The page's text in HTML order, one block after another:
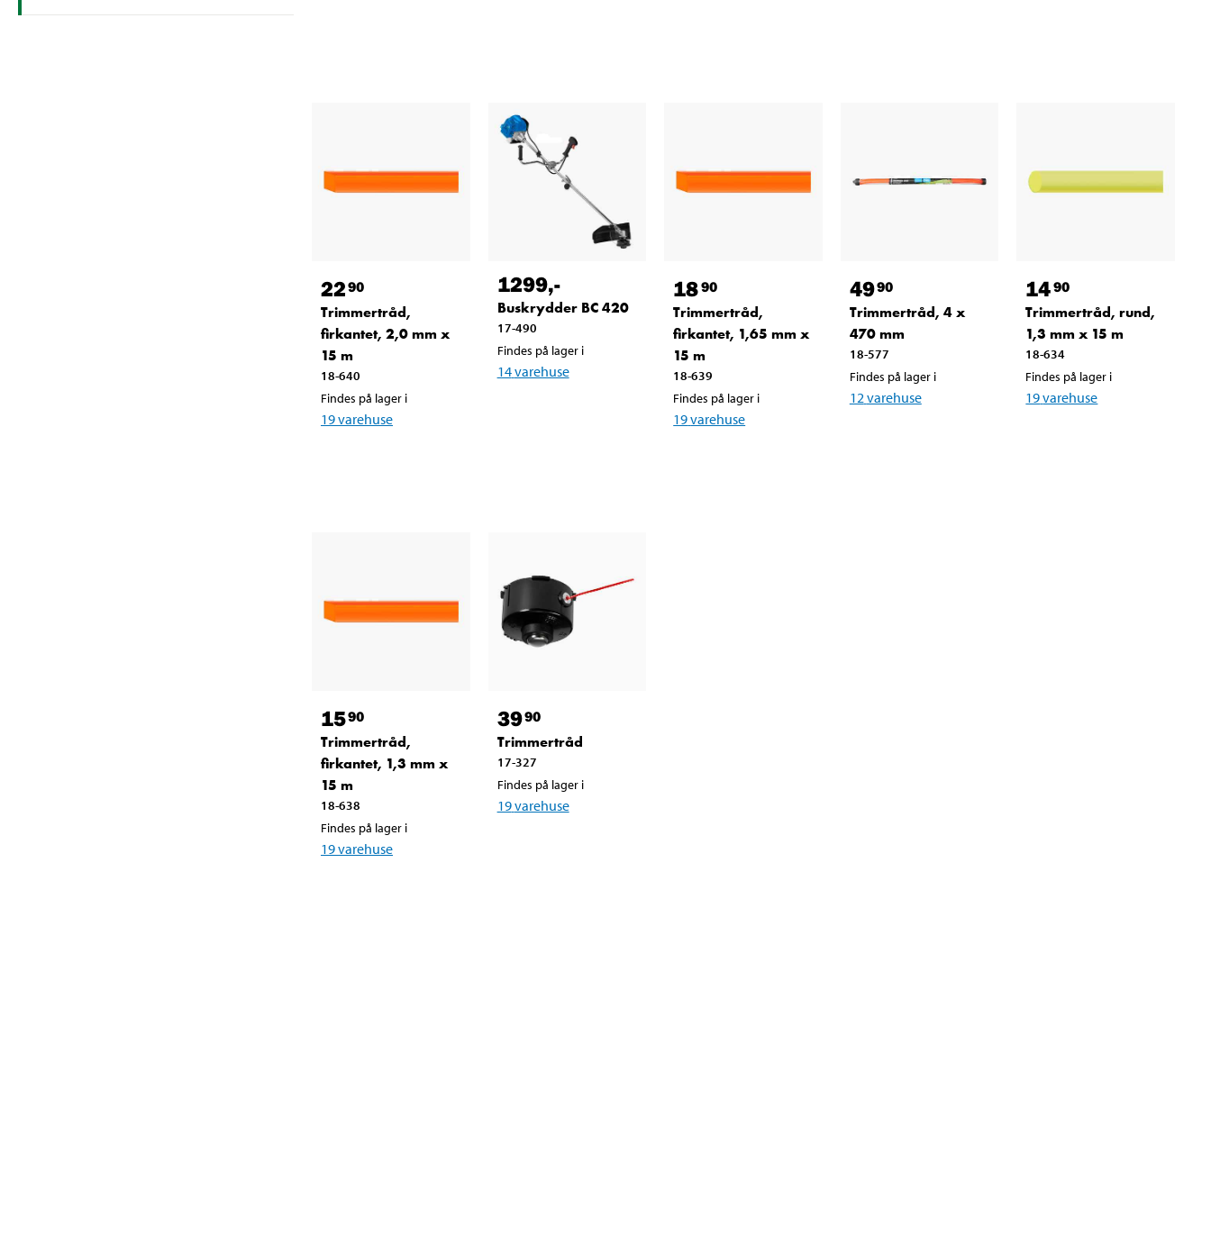
2290
Trimmertråd,
firkantet, 2,0 mm x
15 m
18-640
Findes på lager i
19varehuse
1299,-
Buskrydder BC 420
17-490
Findes på lager i
14varehuse
1890
Trimmertråd,
firkantet, 1,65 mm x
15 m
18-639
Findes på lager i
19varehuse
4990
Trimmertråd, 4 x
470 mm
18-577
Findes på lager i
12 varehuse
1490
Trimmertråd, rund,
1,3 mm x 15 m
18-634
Findes på lager i
19varehuse
1590
Trimmertråd,
firkantet, 1,3 mm x
15 m
18-638
Findes på lager i
19varehuse
3990
Trimmertråd
17-327
Findes på lager i
19varehuse